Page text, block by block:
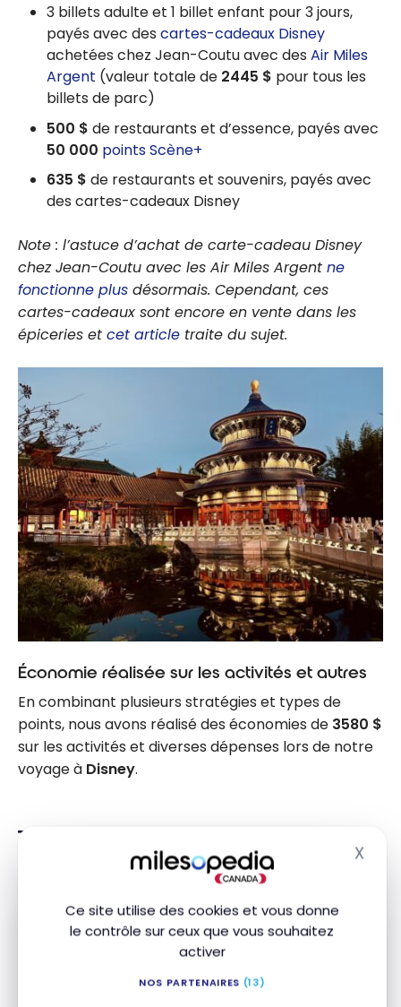
Ce site utilise des cookies et vous donne
le contrôle sur ceux que vous souhaitez
activer
NOS PARTENAIRES (13)
X
3 billets adulte et 1 billet enfant pour 3 jours,
payés avec des cartes-cadeaux Disney
achetées chez Jean-Coutu avec des Air Miles
Argent (valeur totale de 2445 $ pour tous les
billets de parc)
500 $ de restaurants et d’essence, payés avec
50 000 points Scène+
635 $ de restaurants et souvenirs, payés avec
des cartes-cadeaux Disney
Note : l’astuce d’achat de carte-cadeau Disney
chez Jean-Coutu avec les Air Miles Argent ne
fonctionne plus désormais. Cependant, ces
cartes-cadeaux sont encore en vente dans les
épiceries et cet article traite du sujet.
Économie réalisée sur les activités et autres
En combinant plusieurs stratégies et types de
points, nous avons réalisé des économies de 3580 $
sur les activités et diverses dépenses lors de notre
voyage à Disney.
Témoignage – Les cartes de
crédit utilisées
Milesopedia pour recevoir les meilleures